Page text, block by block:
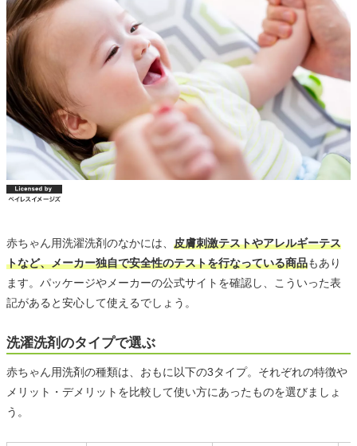
赤ちゃん用洗濯洗剤のなかには、 皮膚刺激テストやアレルギーテス
トなど、メーカー独自で安全性のテストを行なっている商品もあり
ます。パッケージやメーカーの公式サイトを確認し、こういった表
記があると安心して使えるでしょう。
洗濯洗剤のタイプで選ぶ
赤ちゃん用洗剤の種類は、おもに以下の3タイプ。それぞれの特徴や
メリット・デメリットを比較して使い方にあったものを選びましょ
う。